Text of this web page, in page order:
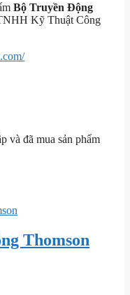
Bộ Truyền Động
Kỹ Thuật Công
và đã mua sản phẩm
Thomson